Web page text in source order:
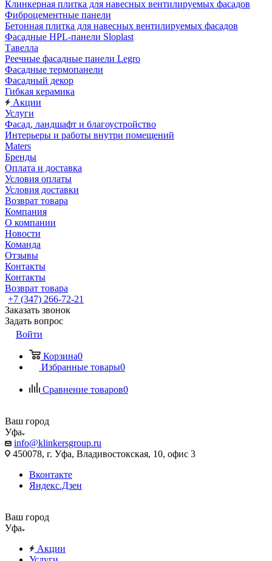
Клинкерная плитка для навесных вентилируемых фасадов
Фиброцементные панели
Бетонная плитка для навесных вентилируемых фасадов
Фасадные HPL-панели Sloplast
Тавелла
Реечные фасадные панели Legro
Фасадные термопанели
Фасадный декор
Гибкая керамика
Акции
Услуги
Фасад, ландшафт и благоустройство
Интерьеры и работы внутри помещений
Maters
Бренды
Оплата и доставка
Условия оплаты
Условия доставки
Возврат товара
Компания
О компании
Новости
Команда
Отзывы
Контакты
Контакты
Возврат товара
+7 (347) 266-72-21
Заказать звонок
Задать вопрос
Войти
Корзина0
Избранные товары0
Сравнение товаров0
Ваш город
Уфа
info@klinkersgroup.ru
450078, г. Уфа, Владивостокская, 10, офис 3
Вконтакте
Яндекс.Дзен
Ваш город
Уфа
Акции